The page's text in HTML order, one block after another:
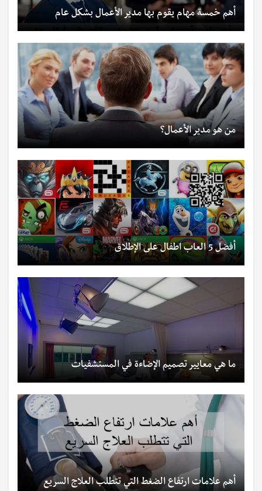
أهم خمسة مهام يقوم بها مدير الأعمال بشكل عام
من هو مدير الأعمال؟
أفضل 5 العاب اطفال على الإطلاق
ما هي معايير تصميم الإضاءة في المستشفيات
أهم علامات ارتفاع الضغط التي تتطلب العلاج السريع